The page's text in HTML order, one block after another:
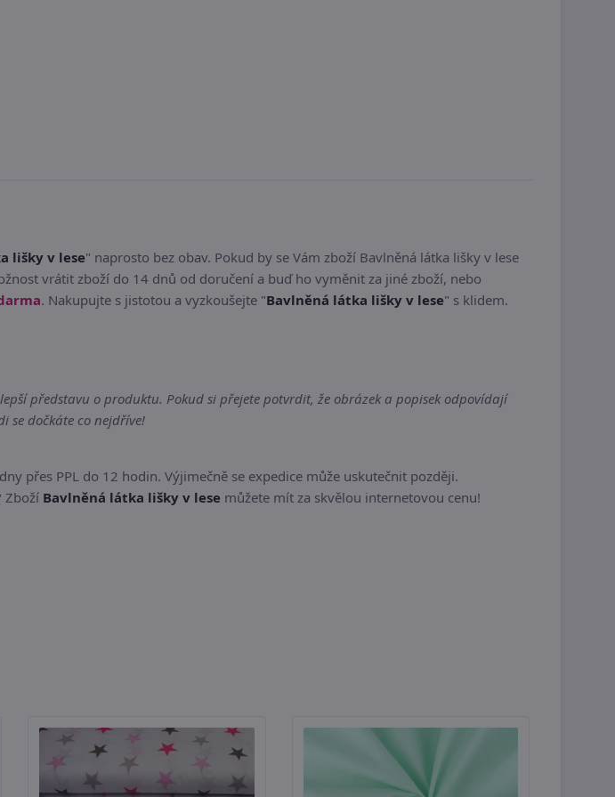
lišky v lese" naprosto bez obav. Pokud by se Vám zboží Bavlněná látka lišky v lese
vrátit zboží do 14 dnů od doručení a buď ho vyměnit za jiné zboží, nebo
. Nakupujte s jistotou a vyzkoušejte "Bavlněná látka lišky v lese" s klidem.
představu o produktu. Pokud si přejete potvrdit, že obrázek a popisek odpovídají
se dočkáte co nejdříve!
přes PPL do 12 hodin. Výjimečně se expedice může uskutečnit později.
Zboží Bavlněná látka lišky v lese můžete mít za skvělou internetovou cenu!